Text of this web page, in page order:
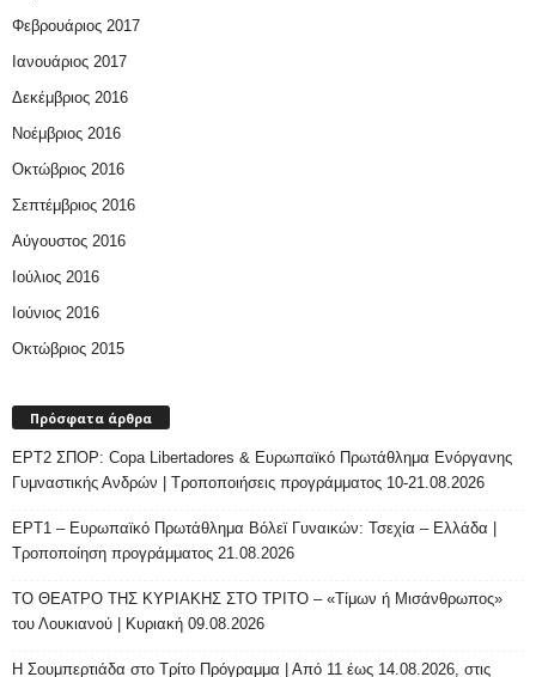
Φεβρουάριος 2017
Ιανουάριος 2017
Δεκέμβριος 2016
Νοέμβριος 2016
Οκτώβριος 2016
Σεπτέμβριος 2016
Αύγουστος 2016
Ιούλιος 2016
Ιούνιος 2016
Οκτώβριος 2015
Πρόσφατα άρθρα
ΕΡΤ2 ΣΠΟΡ: Copa Libertadores & Ευρωπαϊκό Πρωτάθλημα Ενόργανης
Γυμναστικής Ανδρών | Τροποποιήσεις προγράμματος 10-21.08.2026
ΕΡΤ1 – Ευρωπαϊκό Πρωτάθλημα Βόλεϊ Γυναικών: Τσεχία – Ελλάδα |
Τροποποίηση προγράμματος 21.08.2026
ΤΟ ΘΕΑΤΡΟ ΤΗΣ ΚΥΡΙΑΚΗΣ ΣΤΟ ΤΡΙΤΟ – «Τίμων ή Μισάνθρωπος»
του Λουκιανού | Κυριακή 09.08.2026
H Σουμπερτιάδα στο Τρίτο Πρόγραμμα | Από 11 έως 14.08.2026, στις